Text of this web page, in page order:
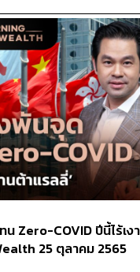
Zero-COVID ปีนี้ไร้เง
25 ตุลาคม 2565